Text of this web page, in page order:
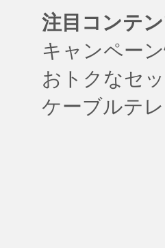
注目コンテ
キャンペー
おトクなセ
ケーブルテ